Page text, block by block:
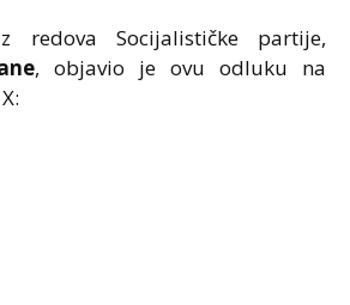
redova Socijalističke partije,
, objavio je ovu odluku na